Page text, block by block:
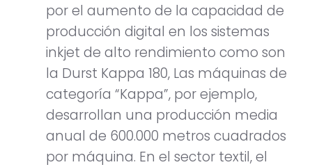
por el aumento de la capacidad de
producción digital en los sistemas
inkjet de alto rendimiento como son
la Durst Kappa 180, Las máquinas de
categoría “Kappa”, por ejemplo,
desarrollan una producción media
anual de 600.000 metros cuadrados
por máquina. En el sector textil, el